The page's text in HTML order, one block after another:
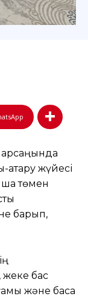
қарсаңында
жүйесі
төмен
барып,
жеке бас
және басқа